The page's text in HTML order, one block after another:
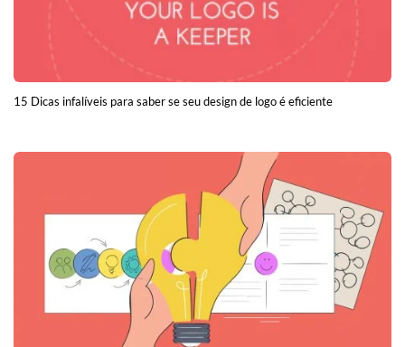
15 Dicas infalíveis para saber se seu design de logo é eficiente